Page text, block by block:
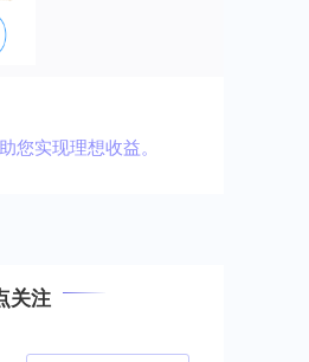
实现理想收益。
关注